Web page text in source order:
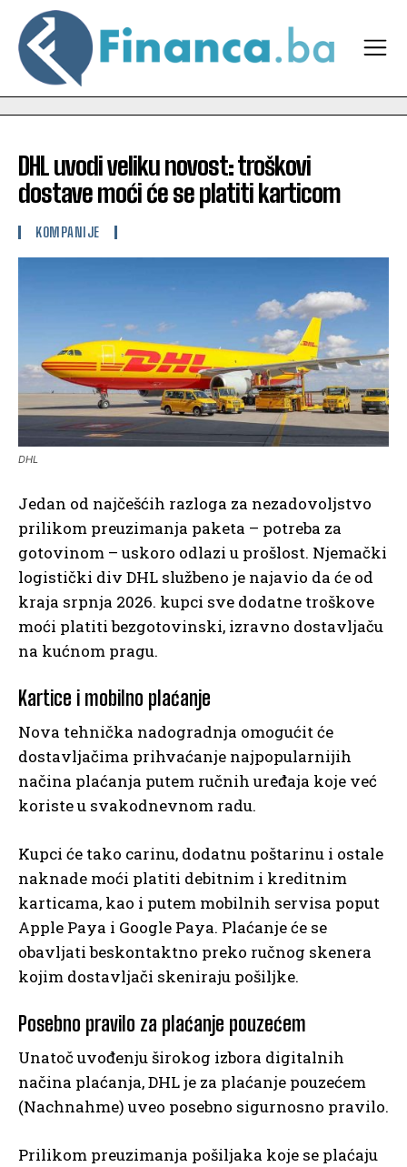
DHL uvodi veliku novost: troškovi
dostave moći će se platiti karticom
KOMPANIJE
DHL
Jedan od najčešćih razloga za nezadovoljstvo
prilikom preuzimanja paketa – potreba za
gotovinom – uskoro odlazi u prošlost. Njemački
logistički div DHL službeno je najavio da će od
kraja srpnja 2026. kupci sve dodatne troškove
moći platiti bezgotovinski, izravno dostavljaču
na kućnom pragu.
Kartice i mobilno plaćanje
Nova tehnička nadogradnja omogućit će
dostavljačima prihvaćanje najpopularnijih
načina plaćanja putem ručnih uređaja koje već
koriste u svakodnevnom radu.
Kupci će tako carinu, dodatnu poštarinu i ostale
naknade moći platiti debitnim i kreditnim
karticama, kao i putem mobilnih servisa poput
Apple Paya i Google Paya. Plaćanje će se
obavljati beskontaktno preko ručnog skenera
kojim dostavljači skeniraju pošiljke.
Posebno pravilo za plaćanje pouzećem
Unatoč uvođenju širokog izbora digitalnih
načina plaćanja, DHL je za plaćanje pouzećem
(Nachnahme) uveo posebno sigurnosno pravilo.
Prilikom preuzimanja pošiljaka koje se plaćaju